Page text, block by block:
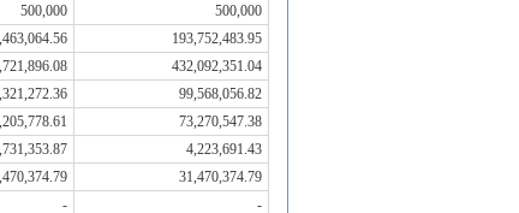
500,000
500,000
193,752,483.95
432,092,351.04
99,568,056.82
73,270,547.38
4,223,691.43
31,470,374.79
-
-